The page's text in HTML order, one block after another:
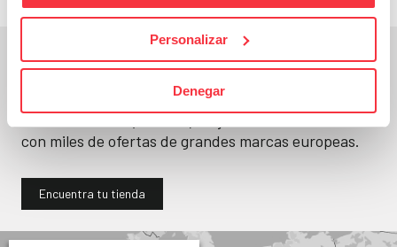
Personalizar
Denegar
En un segundo, la encuentras.
tiendas. Seguro que
con miles de ofertas de grandes marcas europeas.
Encuentra tu tienda